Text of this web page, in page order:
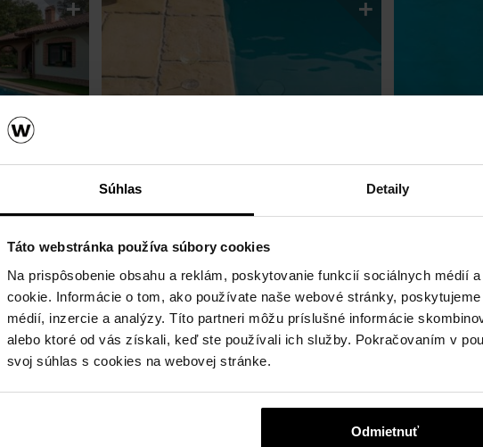
Súhlas Detaily
Táto webstránka používa súbory cookies
Na prispôsobenie obsahu a reklám, poskytovanie funkcií sociálnych médií
cookie. Informácie o tom, ako používate naše webové stránky,
médií, inzercie a analýzy. Títo partneri môžu príslušné informácie
alebo ktoré od vás získali, keď ste používali ich služby. Pokračovaním v
svoj súhlas s cookies na webovej stránke.
Odmietnuť
...Načítať viac
jedinečnou atmosférou starobylého kláštora na juhu Anglicka. Ich
nadobudnete pocit, akoby ste sa ocitli v anglickom románe.
vďaka zosúladeným prvkom
voči soliam